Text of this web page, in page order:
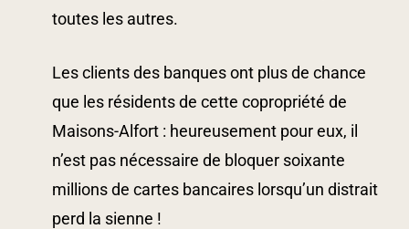
toutes les autres.
Les clients des banques ont plus de chance
que les résidents de cette copropriété de
Maisons-Alfort : heureusement pour eux, il
n’est pas nécessaire de bloquer soixante
millions de cartes bancaires lorsqu’un distrait
perd la sienne !